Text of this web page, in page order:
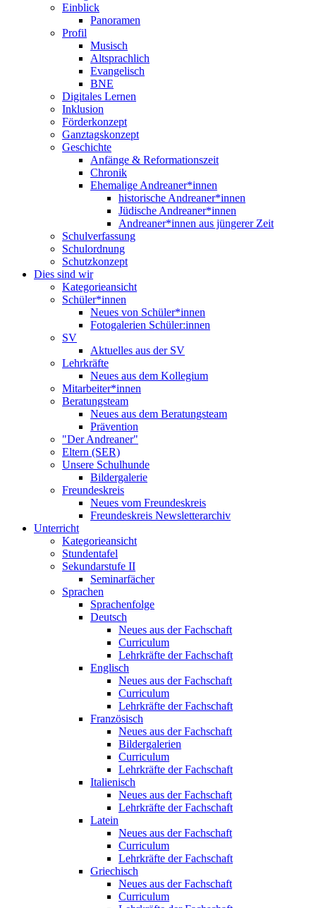
Einblick
Panoramen
Profil
Musisch
Altsprachlich
Evangelisch
BNE
Digitales Lernen
Inklusion
Förderkonzept
Ganztagskonzept
Geschichte
Anfänge & Reformationszeit
Chronik
Ehemalige Andreaner*innen
historische Andreaner*innen
Jüdische Andreaner*innen
Andreaner*innen aus jüngerer Zeit
Schulverfassung
Schulordnung
Schutzkonzept
Dies sind wir
Kategorieansicht
Schüler*innen
Neues von Schüler*innen
Fotogalerien Schüler:innen
SV
Aktuelles aus der SV
Lehrkräfte
Neues aus dem Kollegium
Mitarbeiter*innen
Beratungsteam
Neues aus dem Beratungsteam
Prävention
"Der Andreaner"
Eltern (SER)
Unsere Schulhunde
Bildergalerie
Freundeskreis
Neues vom Freundeskreis
Freundeskreis Newsletterarchiv
Unterricht
Kategorieansicht
Stundentafel
Sekundarstufe II
Seminarfächer
Sprachen
Sprachenfolge
Deutsch
Neues aus der Fachschaft
Curriculum
Lehrkräfte der Fachschaft
Englisch
Neues aus der Fachschaft
Curriculum
Lehrkräfte der Fachschaft
Französisch
Neues aus der Fachschaft
Bildergalerien
Curriculum
Lehrkräfte der Fachschaft
Italienisch
Neues aus der Fachschaft
Lehrkräfte der Fachschaft
Latein
Neues aus der Fachschaft
Curriculum
Lehrkräfte der Fachschaft
Griechisch
Neues aus der Fachschaft
Curriculum